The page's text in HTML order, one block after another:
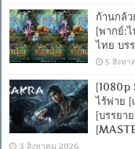
ก้านกล้
[พากย์:
ไทย บร
5 สิงหา
[1080p
ไร้พ่าย
[บรรยา
3 สิงหาคม 2026